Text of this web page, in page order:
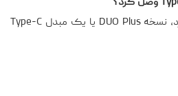
اگر گوشی پشتیبانی OTG دارد، نسخه DUO Plus یا یک مبدل Type-C